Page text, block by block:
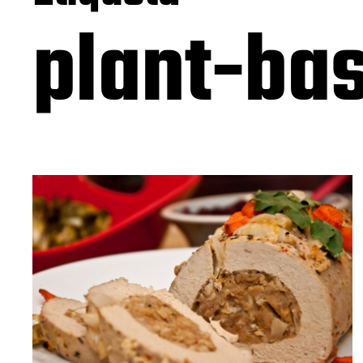
plant-